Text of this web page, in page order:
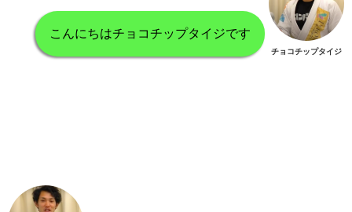
こんにちはチョコチップタイジです
チョコチップタイジ